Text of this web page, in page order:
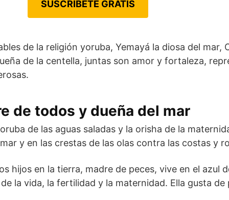
SUSCRÍBETE GRATIS
de la religión yoruba, Yemayá la diosa del mar,
de la centella, juntas son amor y fortaleza,
de todos y dueña del mar
de las aguas saladas y la orisha de la
y en las crestas de las olas contra las costas y
hijos en la tierra, madre de peces, vive en el azul
la vida, la fertilidad y la maternidad. Ella gusta de